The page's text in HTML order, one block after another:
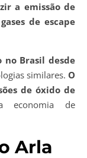
a emissão de
de escape
no Brasil desde
similares. O
de óxido de
de
Arla